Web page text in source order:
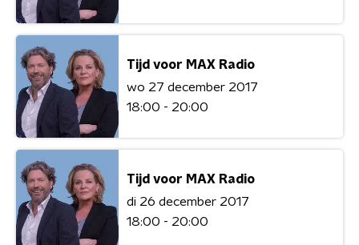
Tijd voor MAX Radio
wo 27 december 2017
18:00 - 20:00
Tijd voor MAX Radio
di 26 december 2017
18:00 - 20:00